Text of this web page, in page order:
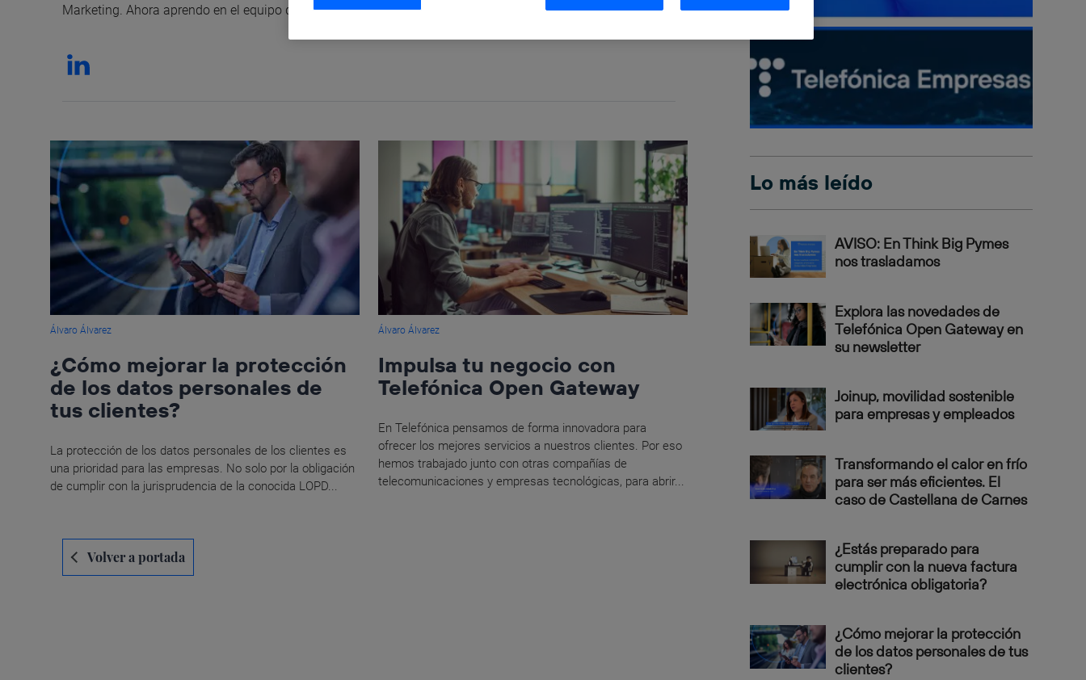
Marketing. Ahora aprendo en el equipo de CDO de Telefónica.
Álvaro Álvarez
¿Cómo mejorar la protección
de los datos personales de
tus clientes?
La protección de los datos personales de los clientes es
una prioridad para las empresas. No solo por la obligación
de cumplir con la jurisprudencia de la conocida LOPD...
Álvaro Álvarez
Impulsa tu negocio con
Telefónica Open Gateway
En Telefónica pensamos de forma innovadora para
ofrecer los mejores servicios a nuestros clientes. Por eso
hemos trabajado junto con otras compañías de
telecomunicaciones y empresas tecnológicas, para abrir...
Navegación
de Volver a portada
Lo más leído
AVISO: En Think Big Pymes
nos trasladamos
Explora las novedades de
Telefónica Open Gateway en
su newsletter
Joinup, movilidad sostenible
para empresas y empleados
Transformando el calor en frío
para ser más eficientes. El
caso de Castellana de Carnes
¿Estás preparado para
cumplir con la nueva factura
electrónica obligatoria?
¿Cómo mejorar la protección
de los datos personales de tus
clientes?